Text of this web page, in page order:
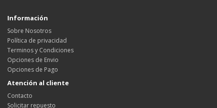
Información
Sobre Nosotros
Política de privacidad
Terminos y Condiciones
Opciones de Envio
Opciones de Pago
Atención al cliente
Contacto
Solicitar repuesto